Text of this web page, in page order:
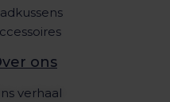
ons
verhaal